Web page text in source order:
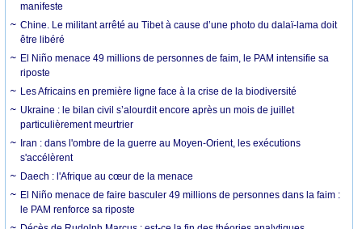
manifeste
Chine. Le militant arrêté au Tibet à cause d’une photo du dalaï-lama doit
être libéré
El Niño menace 49 millions de personnes de faim, le PAM intensifie sa
riposte
Les Africains en première ligne face à la crise de la biodiversité
Ukraine : le bilan civil s’alourdit encore après un mois de juillet
particulièrement meurtrier
Iran : dans l'ombre de la guerre au Moyen-Orient, les exécutions
s'accélèrent
Daech : l'Afrique au cœur de la menace
El Niño menace de faire basculer 49 millions de personnes dans la faim :
le PAM renforce sa riposte